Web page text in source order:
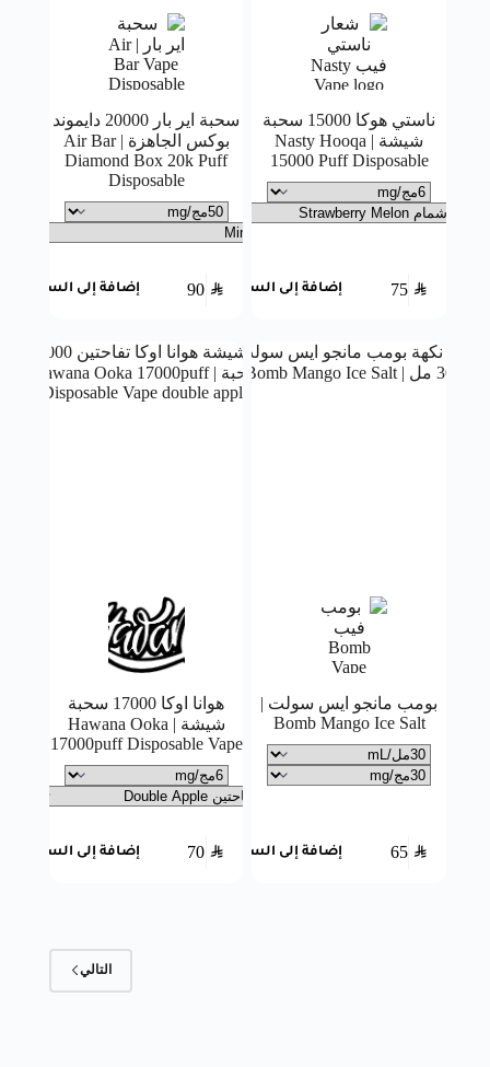
ناستي هوكا 15000 سحبة
شيشة | Nasty Hooqa
15000 Puff Disposable
75 SAR إضافة إلى السلة
سحبة اير بار 20000 دايموند
بوكس الجاهزة | Air Bar
Diamond Box 20k Puff
Disposable
90 SAR إضافة إلى السلة
بومب مانجو ايس سولت |
Bomb Mango Ice Salt
65 SAR إضافة إلى السلة
هوانا اوكا 17000 سحبة
شيشة | Hawana Ooka
17000puff Disposable Vape
70 SAR إضافة إلى السلة
التالي